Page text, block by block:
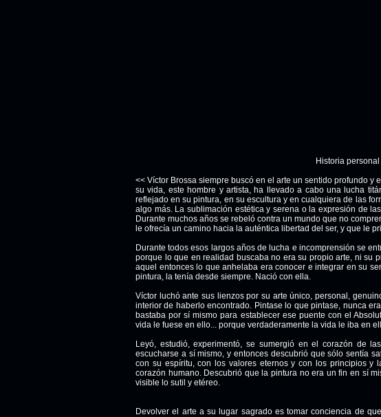
Historia
<< Víctor Brossa siempre buscó en el arte un sentido profundo
su vida, este hombre y artista, ha llevado a cabo una lucha
reflejado en su pintura, en su escultura y en cualquiera de las
algo más. La sublimación estética y serena o la expresión de
Durante muchos años se rebeló contra un mundo que no
le ofrecía un camino hacia la auténtica libertad del ser, y que le
Durante todos esos largos años de lucha e incomprensión se
porque lo que en realidad buscaba no era su propio arte, ni su
aquel entonces lo que anhelaba era conocer e integrar en su
pintura, la tenía desde siempre. Nació con ella.
Víctor luchó ante sus lienzos por su arte único, personal,
interior de haberlo encontrado. Pintase lo que pintase, nunca
bastaba por sí mismo para establecer ese puente con el
vida le fuese en ello... porque verdaderamente la vida le iba en
Leyó, estudió, experimentó, se sumergió en el corazón de
escucharse a sí mismo, y entonces descubrió que sólo sentía
con su espíritu, con los valores eternos y con los principios y
corazón humano. Descubrió que la pintura no era un fin en sí
visible lo sutil y etéreo.
Devolver el arte a su lugar sagrado es tomar conciencia de